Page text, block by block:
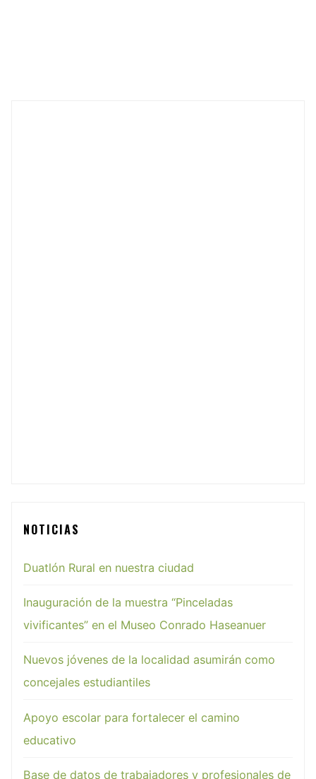
NOTICIAS
Duatlón Rural en nuestra ciudad
Inauguración de la muestra “Pinceladas
vivificantes” en el Museo Conrado Haseanuer
Nuevos jóvenes de la localidad asumirán como
concejales estudiantiles
Apoyo escolar para fortalecer el camino
educativo
Base de datos de trabajadores y profesionales de